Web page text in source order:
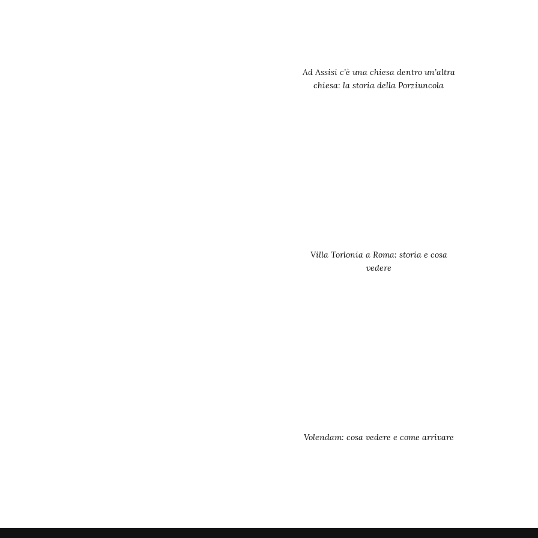
Ad Assisi c’è una chiesa dentro un’altra
chiesa: la storia della Porziuncola
Villa Torlonia a Roma: storia e cosa
vedere
Volendam: cosa vedere e come arrivare